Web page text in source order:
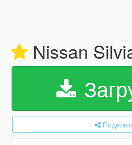
Nissan